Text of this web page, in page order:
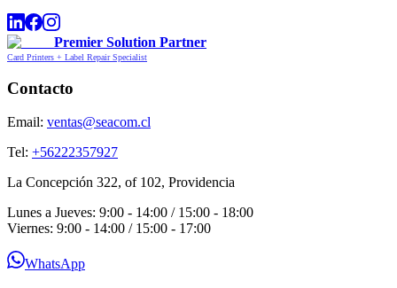
Premier Solution Partner
Card Printers + Label Repair Specialist
Contacto
Email: ventas@seacom.cl
Tel: +56222357927
La Concepción 322, of 102, Providencia
Lunes a Jueves: 9:00 - 14:00 / 15:00 - 18:00
Viernes: 9:00 - 14:00 / 15:00 - 17:00
WhatsApp